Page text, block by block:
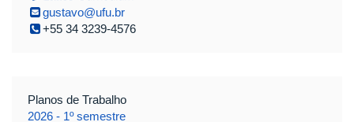
gustavo@ufu.br
+55 34 3239-4576
Planos de Trabalho
2026 - 1º semestre